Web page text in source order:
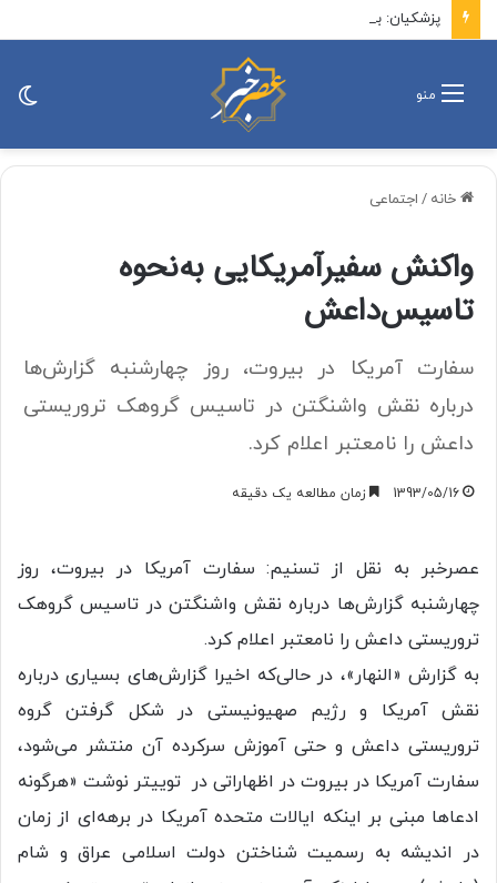
منو
خانه / اجتماعی
واکنش سفیرآمریکایی به‌نحوه
تاسیس‌داعش
سفارت آمریکا در بیروت، روز چهارشنبه گزارش‌ها
درباره نقش واشنگتن در تاسیس گروهک تروریستی
داعش را نامعتبر اعلام کرد.
1393/05/16 زمان مطالعه یک دقیقه
عصرخبر به نقل از تسنیم: سفارت آمریکا در بیروت، روز
چهارشنبه گزارش‌ها درباره نقش واشنگتن در تاسیس گروهک
تروریستی داعش را نامعتبر اعلام کرد.
به گزارش «النهار»، در حالی‌که اخیرا گزارش‌های بسیاری درباره
نقش آمریکا و رژیم صهیونیستی در شکل گرفتن گروه
تروریستی داعش و حتی آموزش سرکرده آن منتشر می‌شود،
سفارت آمریکا در بیروت در اظهاراتی در توییتر نوشت «هرگونه
ادعاها مبنی بر اینکه ایالات متحده آمریکا در برهه‌ای از زمان
در اندیشه به رسمیت شناختن دولت اسلامی عراق و شام